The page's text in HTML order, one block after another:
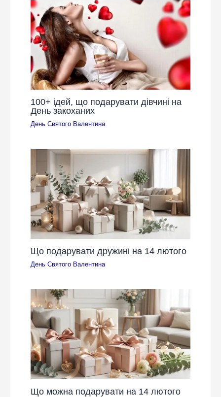
100+ ідей, що подарувати дівчині на
День закоханих
День Святого Валентина
Що подарувати дружині на 14 лютого
День Святого Валентина
Що можна подарувати на 14 лютого